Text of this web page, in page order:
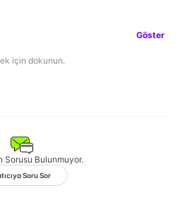
Göster
için dokunun.
Sorusu Bulunmuyor.
Soru Sor